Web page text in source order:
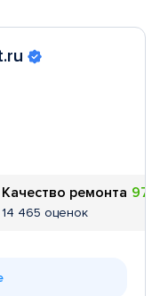
Качество ремонта 97%
14 465 оценок